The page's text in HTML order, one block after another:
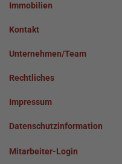
Immobilien
Kontakt
Unternehmen/Team
Rechtliches
Impressum
Datenschutzinformation
Mitarbeiter-Login